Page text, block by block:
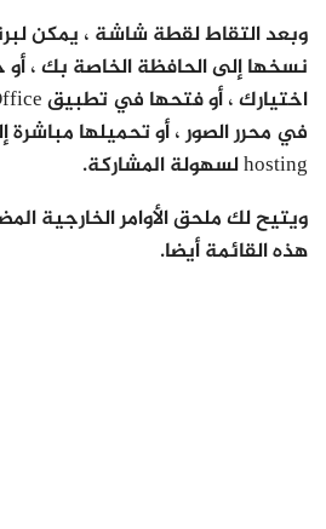
نسخها إلى الحافظة الخاصة بك ،
hosting لسهولة المشاركة.
ويتيح لك ملحق الأوامر الخارجية
هذه القائمة أيضا.